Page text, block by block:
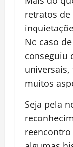
retratos de
No caso de
conseguiu
muitos
Seja pela